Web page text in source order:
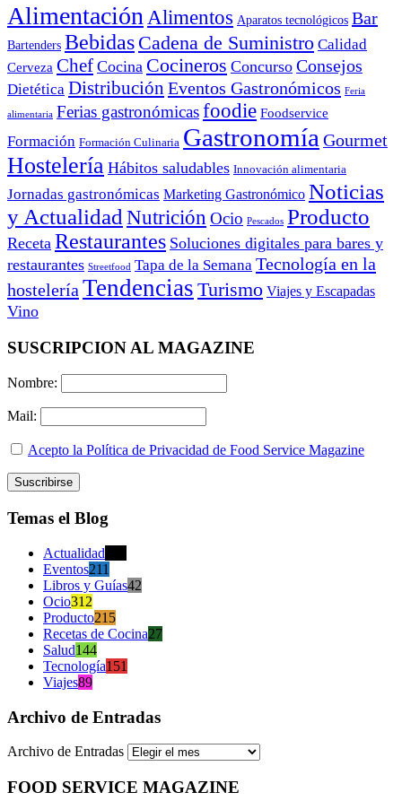
Alimentación Alimentos Aparatos tecnológicos Bar
Bartenders Bebidas Cadena de Suministro Calidad
Cerveza Chef Cocina Cocineros Concurso Consejos
Dietética Distribución Eventos Gastronómicos Feria
alimentaria Ferias gastronómicasfoodie Foodservice
Formación Formación Culinaria Gastronomía Gourmet
Hostelería Hábitos saludables Innovación alimentaria
Jornadas gastronómicas Marketing Gastronómico Noticias
y Actualidad Nutrición Ocio Pescados Producto
Receta Restaurantes Soluciones digitales para bares y
restaurantes Streetfood Tapa de la Semana Tecnología en la
hostelería Tendencias Turismo Viajes y Escapadas
Vino
SUSCRIPCION AL MAGAZINE
Nombre:
Mail:
Acepto la Política de Privacidad de Food Service Magazine
Temas el Blog
Actualidad
Eventos211
Libros y Guías42
Ocio312
Producto215
Recetas de Cocina27
Salud144
Tecnología151
Viajes89
Archivo de Entradas
Archivo de Entradas
FOOD SERVICE MAGAZINE